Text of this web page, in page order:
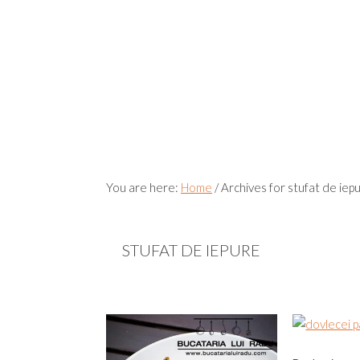
You are here: Home /Archives for stufat de
STUFAT DE IEPURE